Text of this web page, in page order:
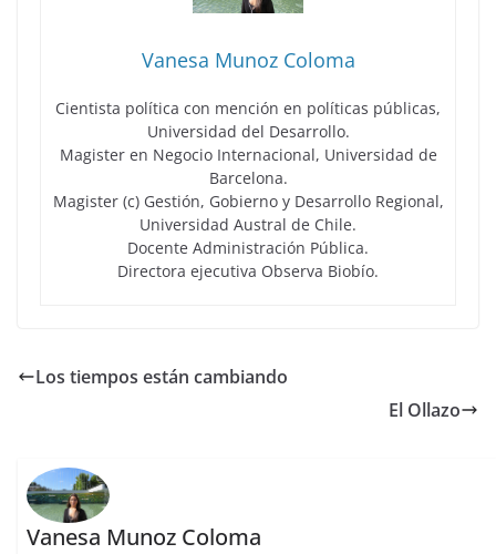
Vanesa Munoz Coloma
Cientista política con mención en políticas públicas,
Universidad del Desarrollo.
Magister en Negocio Internacional, Universidad de
Barcelona.
Magister (c) Gestión, Gobierno y Desarrollo Regional,
Universidad Austral de Chile.
Docente Administración Pública.
Directora ejecutiva Observa Biobío.
Los tiempos están cambiando
El Ollazo
Vanesa Munoz Coloma